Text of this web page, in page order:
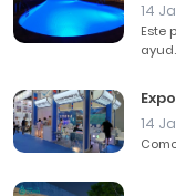
14
Este
14